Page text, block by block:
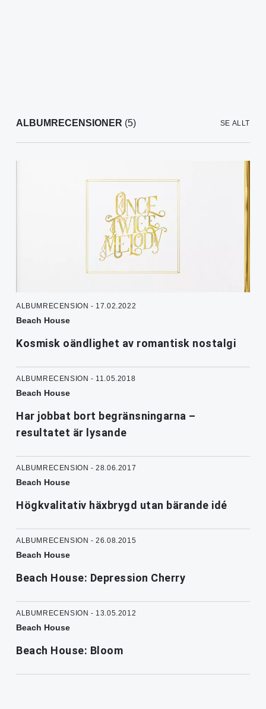
ALBUMRECENSIONER (5) SE ALLT
ALBUMRECENSION - 17.02.2022
Beach House
Kosmisk oändlighet av romantisk nostalgi
ALBUMRECENSION - 11.05.2018
Beach House
Har jobbat bort begränsningarna –
resultatet är lysande
ALBUMRECENSION - 28.06.2017
Beach House
Högkvalitativ häxbrygd utan bärande idé
ALBUMRECENSION - 26.08.2015
Beach House
Beach House: Depression Cherry
ALBUMRECENSION - 13.05.2012
Beach House
Beach House: Bloom